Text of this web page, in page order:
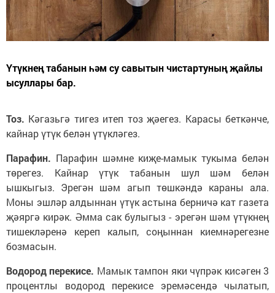
Үтүкнең табанын һәм су савытын чистартуның җайлы
ысуллары бар.
Тоз. Кәгазьгә тигез итеп тоз җәегез. Карасы беткәнче,
кайнар үтүк белән үтүкләгез.
Парафин. Парафин шәмне киҗе-мамык тукыма белән
төрегез. Кайнар үтүк табанын шул шәм белән
ышкыгыз. Эрегән шәм агып төшкәндә караны ала.
Моны эшләр алдыннан үтүк астына берничә кат газета
җәяргә кирәк. Әмма сак булыгыз - эрегән шәм үтүкнең
тишекләренә кереп калып, соңыннан киемнәрегезне
бозмасын.
Водород перекисе. Мамык тампон яки чүпрәк кисәген 3
процентлы водород перекисе эремәсендә чылатып,